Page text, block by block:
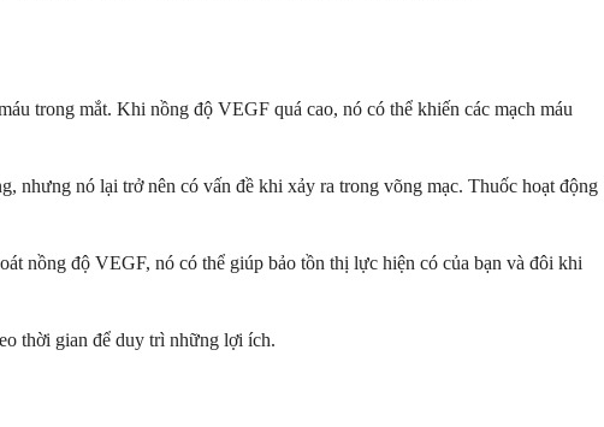
trong mắt. Khi nồng độ VEGF quá cao, nó có thể khiến các mạch máu
nhưng nó lại trở nên có vấn đề khi xảy ra trong võng mạc. Thuốc hoạt động
nồng độ VEGF, nó có thể giúp bảo tồn thị lực hiện có của bạn và đôi khi
thời gian để duy trì những lợi ích.